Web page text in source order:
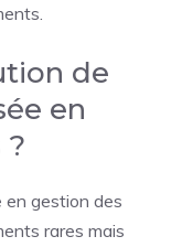
de
en
?
en gestion des
rares mais